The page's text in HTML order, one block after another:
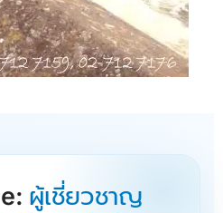
ผู้เชี่ยวชาญ